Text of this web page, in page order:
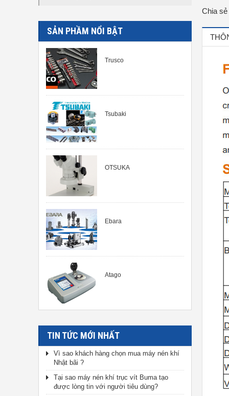
SẢN PHẦM NỔI BẬT
Trusco
Tsubaki
OTSUKA
Ebara
Atago
TIN TỨC MỚI NHẤT
Vì sao khách hàng chọn mua máy nén khí
Nhật bãi ?
Tại sao máy nén khí trục vít Buma tạo
được lòng tin với người tiêu dùng?
Chia